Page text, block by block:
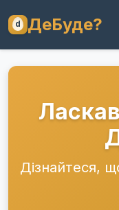
ДеБуде?
Дізнайтеся,